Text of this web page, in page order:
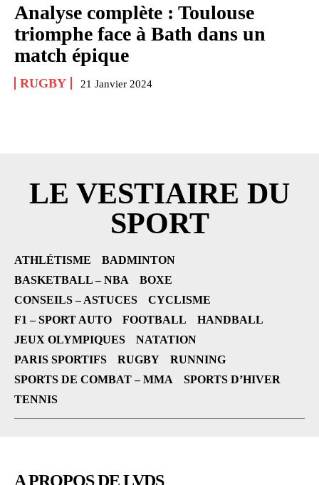
Analyse complète : Toulouse
triomphe face à Bath dans un
match épique
RUGBY 21 Janvier 2024
LE VESTIAIRE DU
SPORT
ATHLÉTISME
BADMINTON
BASKETBALL – NBA
BOXE
CONSEILS – ASTUCES
CYCLISME
F1 – SPORT AUTO
FOOTBALL
HANDBALL
JEUX OLYMPIQUES
NATATION
PARIS SPORTIFS
RUGBY
RUNNING
SPORTS DE COMBAT – MMA
SPORTS D’HIVER
TENNIS
A PROPOS DE LVDS